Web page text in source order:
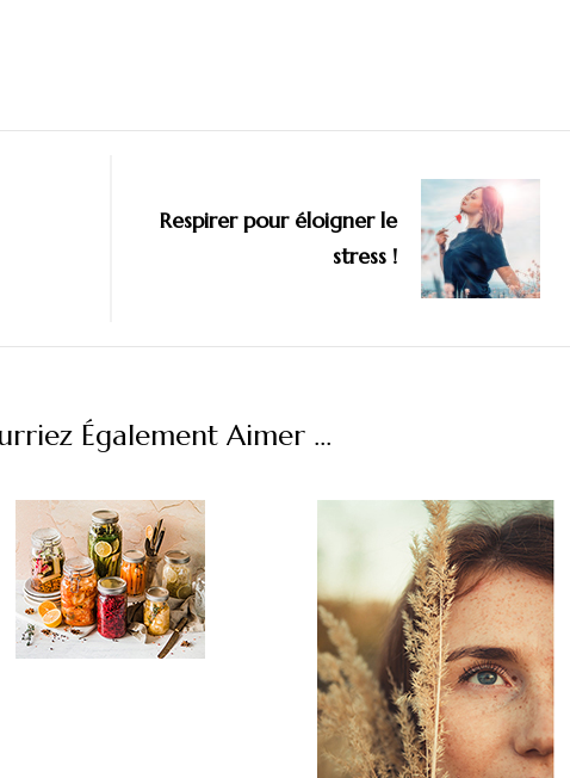
Respirer pour éloigner le
stress !
Également Aimer ...